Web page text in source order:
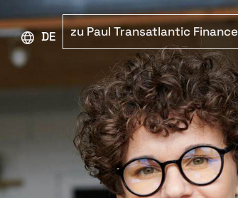
DEUTSCHzu Paul Transatlantic Finance